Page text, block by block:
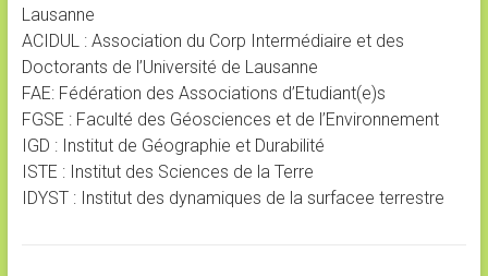
Lausanne
ACIDUL : Association du Corp Intermédiaire et des
Doctorants de l’Université de Lausanne
FAE: Fédération des Associations d’Etudiant(e)s
FGSE : Faculté des Géosciences et de l’Environnement
IGD : Institut de Géographie et Durabilité
ISTE : Institut des Sciences de la Terre
IDYST : Institut des dynamiques de la surfacee terrestre